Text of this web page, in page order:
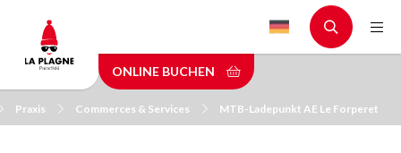
main
content
ONLINE BUCHEN
Praxis Commerces & Services MTB-Ladepunkt AE Le Forperet